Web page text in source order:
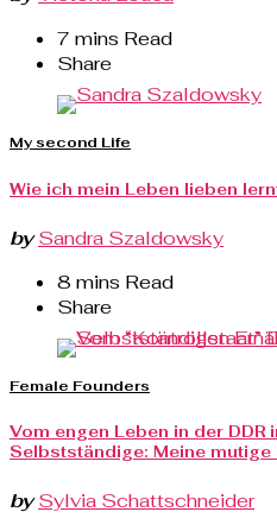
7 mins Read
Share
My second Life
Wie ich mein Leben lieben
by Sandra Szaldowsky
8 mins Read
Share
Female Founders
Vom engen Leben in der DDR
Selbstständige: Meine mutige
by Sylvia Schattschneider